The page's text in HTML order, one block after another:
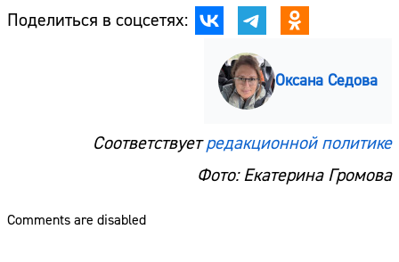
Поделиться в соцсетях:
Оксана Седова
Соответствуетредакционной политике
Фото: Екатерина Громова
Comments are disabled